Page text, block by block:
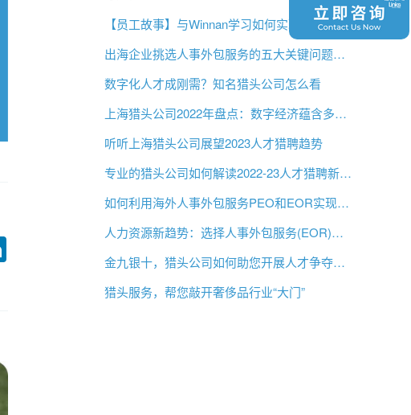
【员工故事】与Winnan学习如何实现专业猎头团队的发展
出海企业挑选人事外包服务的五大关键问题是什么？
数字化人才成刚需？知名猎头公司怎么看
上海猎头公司2022年盘点：数字经济蕴含多大机遇？
听听上海猎头公司展望2023人才猎聘趋势
专业的猎头公司如何解读2022-23人才猎聘新趋势？
如何利用海外人事外包服务PEO和EOR实现增长？
人力资源新趋势：选择人事外包服务(EOR)还是专业雇主组织(PEO)？
金九银十，猎头公司如何助您开展人才争夺战？
猎头服务，帮您敲开奢侈品行业“大门”